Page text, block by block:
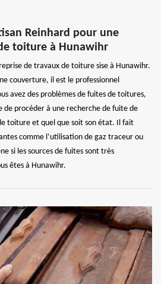
Reinhard pour une
toiture à Hunawihr
de travaux de toiture sise à Hunawihr.
couverture, il est le professionnel
avez des problèmes de fuites de toitures,
de procéder à une recherche de fuite de
toiture et quel que soit son état. Il fait
comme l’utilisation de gaz traceur ou
si les sources de fuites sont très
êtes à Hunawihr.